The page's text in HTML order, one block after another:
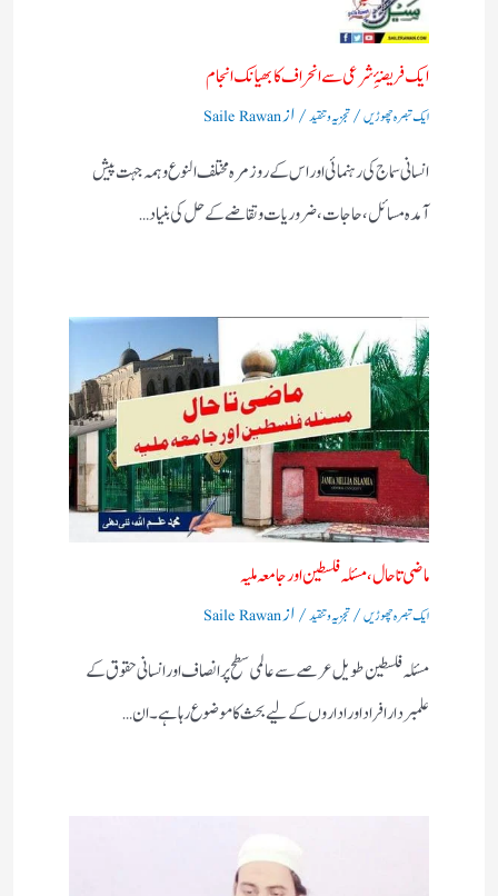
ایک فریضۂِ شرعی سے انحراف کا بھیانک انجام
ایک تبصرہ چھوڑیں/تجزیہ و تنقید/ ازSaile Rawan
انسانی سماج کی رہنمائی اور اس کے روز مرہ مختلف النوع وہمہ جہت پیش
آمدہ مسائل ، حاجات ، ضروریات وتقاضے کے حل کی بنیاد…
ماضی تا حال، مسئلہ فلسطین اور جامعہ ملیہ
ایک تبصرہ چھوڑیں/تجزیہ و تنقید/ ازSaile Rawan
مسئلہ فلسطین طویل عرصے سے عالمی سطح پر انصاف اور انسانی حقوق کے
علمبردار افراد اور اداروں کے لیے بحث کا موضوع رہا ہے۔ ان…